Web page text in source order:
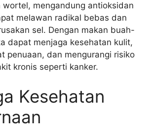
wortel, mengandung antioksidan
melawan radikal bebas dan
sel. Dengan makan buah-
dapat menjaga kesehatan kulit,
penuaan, dan mengurangi risiko
kronis seperti kanker.
Kesehatan